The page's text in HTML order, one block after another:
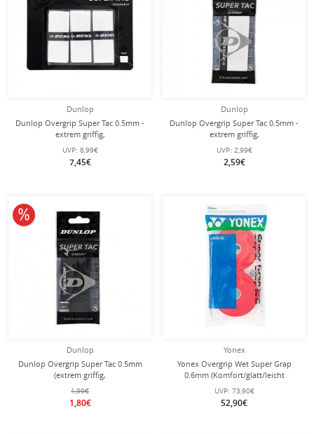
Dunlop
Dunlop Overgrip Super Tac 0.5mm -
extrem griffig,
feuchtigkeitsabsorbierend - weiss -
3 Stück
UVP: 8,99€
7,45€
Dunlop
Dunlop Overgrip Super Tac 0.5mm -
extrem griffig,
feuchtigkeitsabsorbierend - weiss -
1 Stück
UVP: 2,99€
2,59€
Dunlop
Dunlop Overgrip Super Tac 0.5mm
(extrem griffig,
feuchtigkeitsabsorbierend) schwarz
- 1 Stück
1,99€
1,80€
10% reduziert
Yonex
Yonex Overgrip Wet Super Grap
0.6mm (Komfort/glatt/leicht
haftend) weinrot 30er Clip-Beutel
UVP: 73,90€
52,90€